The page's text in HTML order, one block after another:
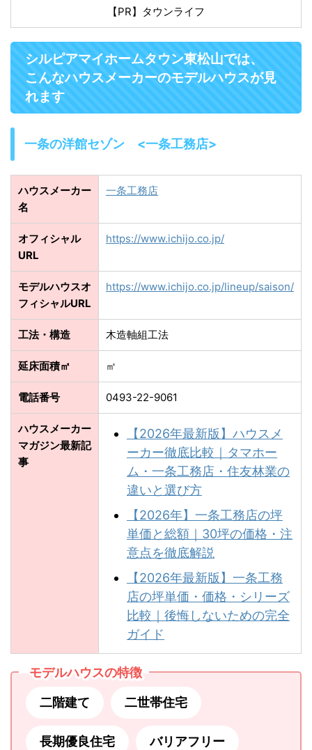
【PR】タウンライフ
シルピアマイホームタウン東松山では、
こんなハウスメーカーのモデルハウスが見
れます
一条の洋館セゾン <一条工務店>
ハウスメーカー
名
一条工務店
オフィシャル
URL
https://www.ichijo.co.jp/
モデルハウスオ
フィシャルURL
https://www.ichijo.co.jp/lineup/saison/
工法・構造 木造軸組工法
延床面積㎡ ㎡
電話番号 0493-22-9061
ハウスメーカー
マガジン最新記
事
【2026年最新版】ハウスメ
ーカー徹底比較｜タマホー
ム・一条工務店・住友林業の
違いと選び方
【2026年】一条工務店の坪
単価と総額｜30坪の価格・注
意点を徹底解説
【2026年最新版】一条工務
店の坪単価・価格・シリーズ
比較｜後悔しないための完全
ガイド
モデルハウスの特徴
二階建て 二世帯住宅
長期優良住宅 バリアフリー